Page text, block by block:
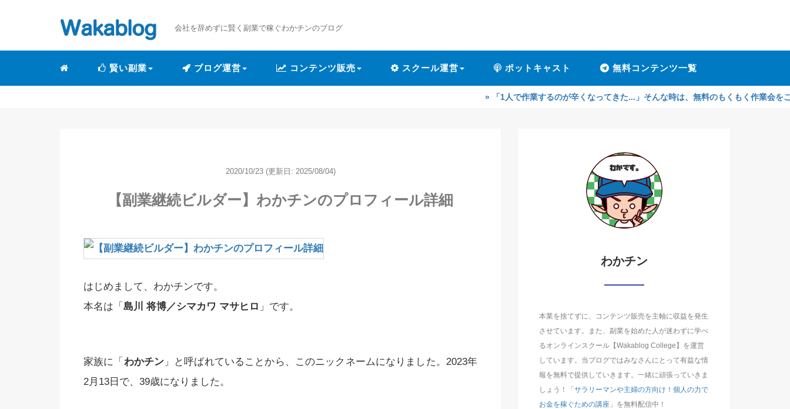
会社を辞めずに賢く副業で稼ぐわかチンのブログ
賢い副業 ブログ運営 コンテンツ販売 スクール運営 ポットキャスト 無料コンテンツ一覧
» 「1人で作業するのが辛くなってきた...」そんな時は、無料のもくもく作業会をご利用くださ
2020/10/23 (更新日: 2025/08/04)
【副業継続ビルダー】わかチンのプロフィール詳細
はじめまして、わかチンです。
本名は「 島川 将博／シマカワ マサヒロ 」です。
家族に「 わかチン 」と呼ばれていることから、このニックネームになりました。2023年
2月13日で、39歳になりました。
わかチン
本業を捨てずに、コンテンツ販売を主軸に収益を発生
させています。また、副業を始めた人が迷わずに学べ
るオンラインスクール【Wakablog College】を運営
しています。当ブログではみなさんにとって有益な情
報を無料で提供していきます。一緒に頑張っていきま
しょう！「 サラリーマンや主婦の方向け！個人の力で
お金を稼ぐための講座 」を無料配信中！